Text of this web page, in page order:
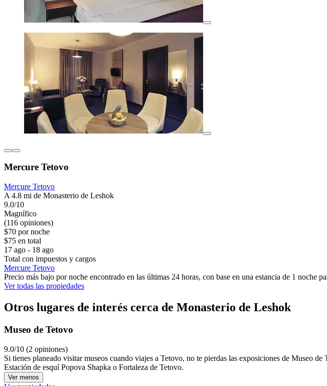
Mercure Tetovo
Mercure Tetovo
A 4.8 mi de Monasterio de Leshok
9.0/10
Magnífico
(116 opiniones)
$70 por noche
$75 en total
17 ago - 18 ago
Total con impuestos y cargos
Mercure Tetovo
Precio más bajo por noche encontrado en las últimas 24 horas, con base en una estancia de 1
Ver todas las propiedades
Otros lugares de interés cerca de Monasterio de Leshok
Museo de Tetovo
9.0/10 (2 opiniones)
Si tienes planeado visitar museos cuando viajes a Tetovo, no te pierdas las exposiciones de Museo
Estación de esquí Popova Shapka o Fortaleza de Tetovo.
Ver menos